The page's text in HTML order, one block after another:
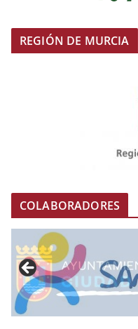
REGIÓN DE MURCIA
COLABORADORES